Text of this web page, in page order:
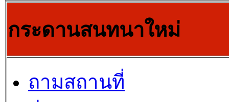
กระดานสนทนาใหม่
ถามสถานที่